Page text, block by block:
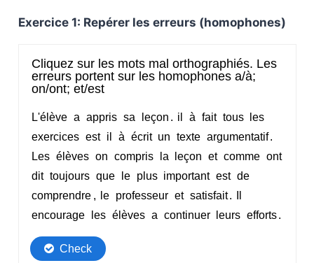
Exercice 1: Repérer les erreurs (homophones)